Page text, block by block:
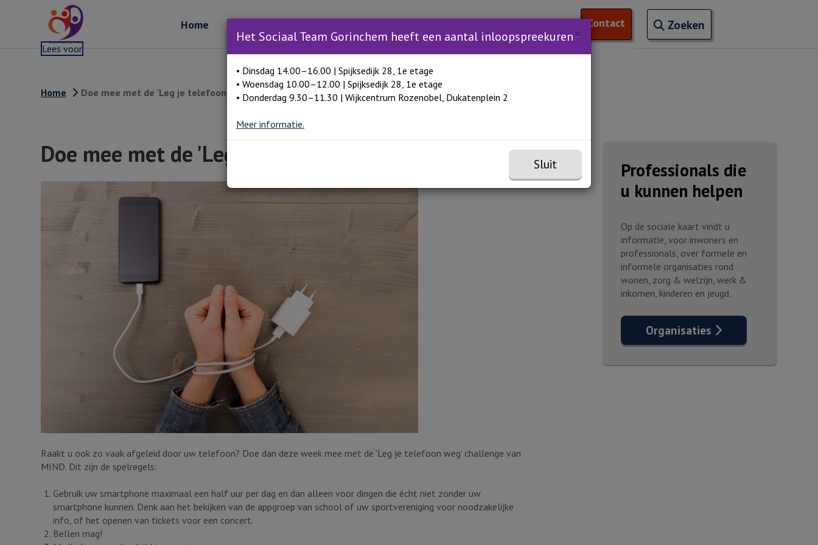
Home Toon meer menu items van 'Trainingen'
Contact Zoeken
Lees voor
Zoeken
Zoeken naar ingevoerde termen
Home Doe mee met de 'Leg je telefoon weg' challenge!
Doe mee met de 'Leg je telefoon weg' challenge!
Raakt u ook zo vaak afgeleid door uw telefoon? Doe dan deze week mee met de 'Leg je telefoon weg' challenge van
MIND. Dit zijn de spelregels:
Gebruik uw smartphone maximaal een half uur per dag en dan alleen voor dingen die écht niet zonder uw
smartphone kunnen. Denk aan het bekijken van de appgroep van school of uw sportvereniging voor noodzakelijke
info, of het openen van tickets voor een concert.
Bellen mag!
Professionals die
u kunnen helpen
Op de sociale kaart vindt u
informatie, voor inwoners en
professionals, over formele en
informele organisaties rond
wonen, zorg & welzijn, werk &
inkomen, kinderen en jeugd.
Organisaties
×
Het Sociaal Team Gorinchem heeft een aantal inloopspreekuren
• Dinsdag 14.00–16.00 | Spijksedijk 28, 1e etage
• Woensdag 10.00–12.00 | Spijksedijk 28, 1e etage
• Donderdag 9.30–11.30 | Wijkcentrum Rozenobel, Dukatenplein 2
Meer informatie.
Sluit